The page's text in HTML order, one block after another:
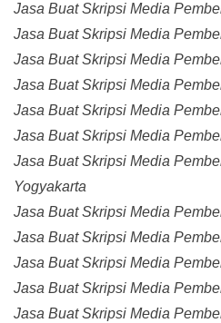
Jasa Buat Skripsi Media
Jasa Buat Skripsi Media
Jasa Buat Skripsi Media
Jasa Buat Skripsi Media
Jasa Buat Skripsi Media
Jasa Buat Skripsi Media
Jasa Buat Skripsi Media
Yogyakarta
Jasa Buat Skripsi Media
Jasa Buat Skripsi Media
Jasa Buat Skripsi Media
Jasa Buat Skripsi Media
Jasa Buat Skripsi Media